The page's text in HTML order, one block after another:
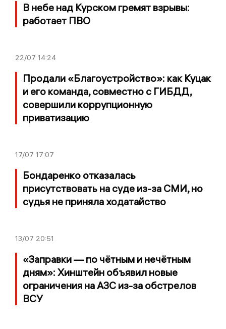
В небе над Курском гремят взрывы:
работает ПВО
22/07 14:24
Продали «Благоустройство»: как Куцак
и его команда, совместно с ГИБДД,
совершили коррупционную
приватизацию
17/07 17:07
Бондаренко отказалась
присутствовать на суде из-за СМИ, но
судья не приняла ходатайство
13/07 20:51
«Заправки — по чётным и нечётным
дням»: Хинштейн объявил новые
ограничения на АЗС из-за обстрелов
ВСУ